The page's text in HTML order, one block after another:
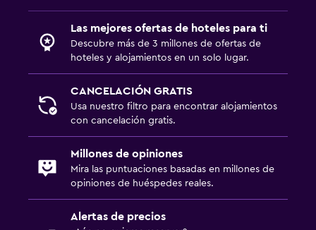
Las mejores ofertas de hoteles para ti
Descubre más de 3 millones de ofertas de
hoteles y alojamientos en un solo lugar.
CANCELACIÓN GRATIS
Usa nuestro filtro para encontrar alojamientos
con cancelación gratis.
Millones de opiniones
Mira las puntuaciones basadas en millones de
opiniones de huéspedes reales.
Alertas de precios